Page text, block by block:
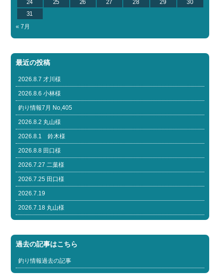
24
25 26 27 28 29
30
31
« 7月
最近の投稿
2026.8.7 才川様
2026.8.6 小林様
釣り情報7月 No,405
2026.8.2 丸山様
2026.8.1 鈴木様
2026.8.8 田口様
2026.7.27 二葉様
2026.7.25 田口様
2026.7.19
2026.7.18 丸山様
過去の記事はこちら
釣り情報過去の記事